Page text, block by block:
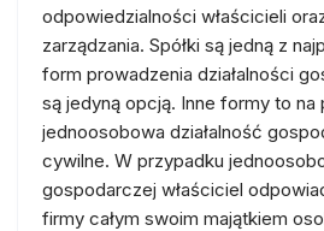
odpowiedzialności właścicieli
zarządzania. Spółki są jedną z
form prowadzenia działalności
są jedyną opcją. Inne formy to na
jednoosobowa działalność
cywilne. W przypadku
gospodarczej właściciel
firmy całym swoim majątkiem